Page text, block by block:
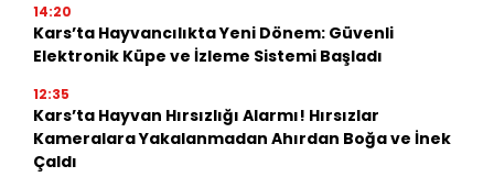
14:20
Kars’ta Hayvancılıkta Yeni Dönem: Güvenli
Elektronik Küpe ve İzleme Sistemi Başladı
12:35
Kars’ta Hayvan Hırsızlığı Alarmı! Hırsızlar
Kameralara Yakalanmadan Ahırdan Boğa ve İnek
Çaldı